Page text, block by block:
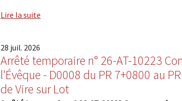
Lire la suite
28 juil. 2026
Arrêté temporaire n° 26-AT-10223
l'Évêque - D0008 du PR 7+0800 au
de Vire sur Lot